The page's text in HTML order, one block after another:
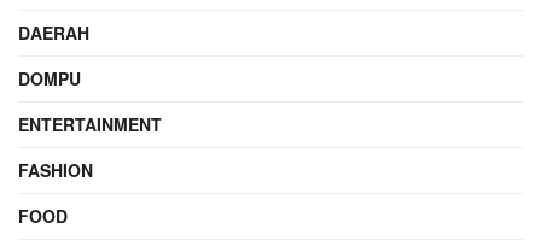
DAERAH
DOMPU
ENTERTAINMENT
FASHION
FOOD